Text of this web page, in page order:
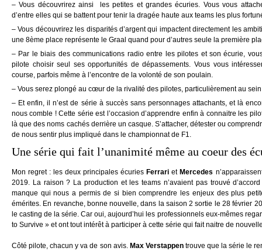
– Vous découvrirez ainsi les petites et grandes écuries. Vous vous
d’entre elles qui se battent pour tenir la dragée haute aux teams les plus
– Vous découvrirez les disparités d’argent qui impactent directement les
une 8ème place représente le Graal quand pour d’autres seule la première
– Par le biais des communications radio entre les pilotes et son écurie,
pilote choisir seul ses opportunités de dépassements. Vous vous
course, parfois même à l’encontre de la volonté de son poulain.
– Vous serez plongé au cœur de la rivalité des pilotes, particulièrement au
– Et enfin, il n’est de série à succès sans personnages attachants, et là
nous comble ! Cette série est l’occasion d’apprendre enfin à connaitre les
là que des noms cachés derrière un casque. S’attacher, détester ou
de nous sentir plus impliqué dans le championnat de F1.
Une série qui fait l’unanimité même au coeur des
Mon regret : les deux principales écuries Ferrari et Mercedes
2019. La raison ? La production et les teams n’avaient pas trouvé
manque qui nous a permis de si bien comprendre les enjeux des plus
émérites. En revanche, bonne nouvelle, dans la saison 2 sortie le 28 février
le casting de la série. Car oui, aujourd’hui les professionnels eux-mêmes
to Survive » et ont tout intérêt à participer à cette série qui fait naitre de
Côté pilote, chacun y va de son avis.Max Verstappentrouve que la série le